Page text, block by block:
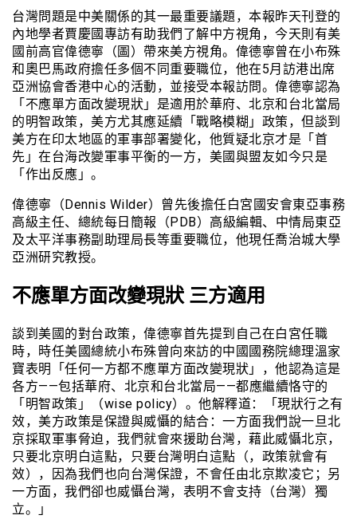
台灣問題是中美關係的其一最重要議題，本報昨天刊登的
內地學者賈慶國專訪有助我們了解中方視角，今天則有美
國前高官偉德寧（圖）帶來美方視角。偉德寧曾在小布殊
和奧巴馬政府擔任多個不同重要職位，他在5月訪港出席
亞洲協會香港中心的活動，並接受本報訪問。偉德寧認為
「不應單方面改變現狀」是適用於華府、北京和台北當局
的明智政策，美方尤其應延續「戰略模糊」政策，但談到
美方在印太地區的軍事部署變化，他質疑北京才是「首
先」在台海改變軍事平衡的一方，美國與盟友如今只是
「作出反應」。
偉德寧（Dennis Wilder）曾先後擔任白宮國安會東亞事務
高級主任、總統每日簡報（PDB）高級編輯、中情局東亞
及太平洋事務副助理局長等重要職位，他現任喬治城大學
亞洲研究教授。
不應單方面改變現狀 三方適用
談到美國的對台政策，偉德寧首先提到自己在白宮任職
時，時任美國總統小布殊曾向來訪的中國國務院總理溫家
寶表明「任何一方都不應單方面改變現狀」，他認為這是
各方——包括華府、北京和台北當局——都應繼續恪守的
「明智政策」（wise policy）。他解釋道：「現狀行之有
效，美方政策是保證與威懾的結合：一方面我們說一旦北
京採取軍事脅迫，我們就會來援助台灣，藉此威懾北京，
只要北京明白這點，只要台灣明白這點（，政策就會有
效），因為我們也向台灣保證，不會任由北京欺凌它；另
一方面，我們卻也威懾台灣，表明不會支持（台灣）獨
立。」